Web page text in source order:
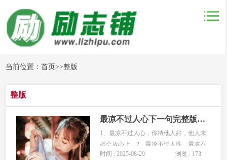
当前位置：首页>>整版
整版
最凉不过人心下一句完整版 最凉人心的经典句子短句
1、最凉不过人心，你待他人好，他人未
必会放心上。2、最冷不过人性，最凉不
过人心。谢谢你的不珍惜，让我学会了
时间 : 2025-08-29
浏览 : 173